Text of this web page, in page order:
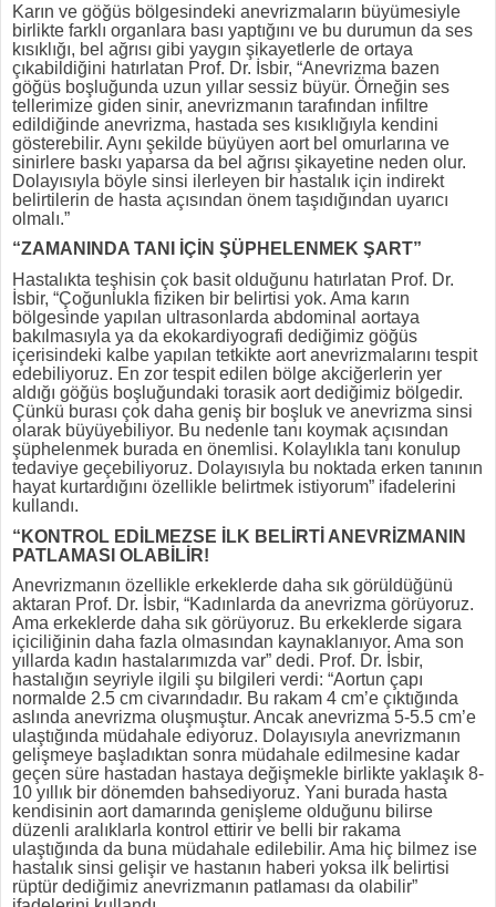
Karın ve göğüs bölgesindeki anevrizmaların büyümesiyle
birlikte farklı organlara bası yaptığını ve bu durumun da ses
kısıklığı, bel ağrısı gibi yaygın şikayetlerle de ortaya
çıkabildiğini hatırlatan Prof. Dr. İsbir, “Anevrizma bazen
göğüs boşluğunda uzun yıllar sessiz büyür. Örneğin ses
tellerimize giden sinir, anevrizmanın tarafından infiltre
edildiğinde anevrizma, hastada ses kısıklığıyla kendini
gösterebilir. Aynı şekilde büyüyen aort bel omurlarına ve
sinirlere baskı yaparsa da bel ağrısı şikayetine neden olur.
Dolayısıyla böyle sinsi ilerleyen bir hastalık için indirekt
belirtilerin de hasta açısından önem taşıdığından uyarıcı
olmalı.”
“ZAMANINDA TANI İÇİN ŞÜPHELENMEK ŞART”
Hastalıkta teşhisin çok basit olduğunu hatırlatan Prof. Dr.
İsbir, “Çoğunlukla fiziken bir belirtisi yok. Ama karın
bölgesinde yapılan ultrasonlarda abdominal aortaya
bakılmasıyla ya da ekokardiyografi dediğimiz göğüs
içerisindeki kalbe yapılan tetkikte aort anevrizmalarını tespit
edebiliyoruz. En zor tespit edilen bölge akciğerlerin yer
aldığı göğüs boşluğundaki torasik aort dediğimiz bölgedir.
Çünkü burası çok daha geniş bir boşluk ve anevrizma sinsi
olarak büyüyebiliyor. Bu nedenle tanı koymak açısından
şüphelenmek burada en önemlisi. Kolaylıkla tanı konulup
tedaviye geçebiliyoruz. Dolayısıyla bu noktada erken tanının
hayat kurtardığını özellikle belirtmek istiyorum” ifadelerini
kullandı.
“KONTROL EDİLMEZSE İLK BELİRTİ ANEVRİZMANIN
PATLAMASI OLABİLİR!
Anevrizmanın özellikle erkeklerde daha sık görüldüğünü
aktaran Prof. Dr. İsbir, “Kadınlarda da anevrizma görüyoruz.
Ama erkeklerde daha sık görüyoruz. Bu erkeklerde sigara
içiciliğinin daha fazla olmasından kaynaklanıyor. Ama son
yıllarda kadın hastalarımızda var” dedi. Prof. Dr. İsbir,
hastalığın seyriyle ilgili şu bilgileri verdi: “Aortun çapı
normalde 2.5 cm civarındadır. Bu rakam 4 cm’e çıktığında
aslında anevrizma oluşmuştur. Ancak anevrizma 5-5.5 cm’e
ulaştığında müdahale ediyoruz. Dolayısıyla anevrizmanın
gelişmeye başladıktan sonra müdahale edilmesine kadar
geçen süre hastadan hastaya değişmekle birlikte yaklaşık 8-
10 yıllık bir dönemden bahsediyoruz. Yani burada hasta
kendisinin aort damarında genişleme olduğunu bilirse
düzenli aralıklarla kontrol ettirir ve belli bir rakama
ulaştığında da buna müdahale edilebilir. Ama hiç bilmez ise
hastalık sinsi gelişir ve hastanın haberi yoksa ilk belirtisi
rüptür dediğimiz anevrizmanın patlaması da olabilir”